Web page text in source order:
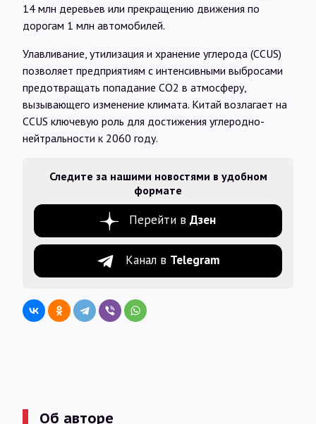
14 млн деревьев или прекращению движения по
дорогам 1 млн автомобилей.
Улавливание, утилизация и хранение углерода (CCUS)
позволяет предприятиям с интенсивными выбросами
предотвращать попадание CO2 в атмосферу,
вызывающего изменение климата. Китай возлагает на
CCUS ключевую роль для достижения углеродно-
нейтральности к 2060 году.
Следите за нашими новостями в удобном
формате
Перейти в Дзен
Канал в Telegram
Об авторе